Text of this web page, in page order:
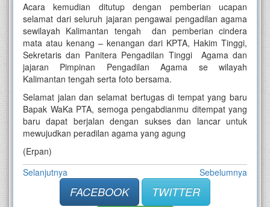
Acara kemudian ditutup dengan pemberian ucapan
selamat dari seluruh jajaran pengawai pengadilan agama
sewilayah Kalimantan tengah dan pemberian cindera
mata atau kenang – kenangan dari KPTA, Hakim Tinggi,
Sekretaris dan Panitera Pengadilan Tinggi Agama dan
jajaran Pimpinan Pengadilan Agama se wilayah
Kalimantan tengah serta foto bersama.
Selamat jalan dan selamat bertugas di tempat yang baru
Bapak WaKa PTA, semoga pengabdianmu ditempat yang
baru dapat berjalan dengan sukses dan lancar untuk
mewujudkan peradilan agama yang agung
(Erpan)
Selanjutnya
Sebelumnya
FACEBOOK
TWITTER